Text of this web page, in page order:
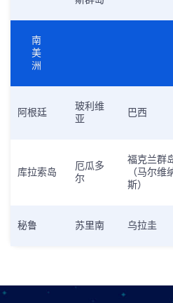
南
美
洲
阿根廷
玻利维
亚
巴西
库拉索岛
厄瓜多
尔
福克兰群
（马尔维
斯）
秘鲁 苏里南 乌拉圭